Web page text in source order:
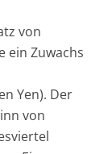
von
ein Zuwachs
Yen). Der
von